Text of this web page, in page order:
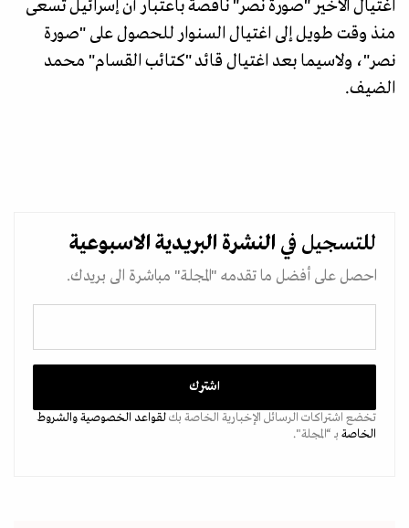
اغتيال الأخير "صورة نصر" ناقصة باعتبار أن إسرائيل تسعى
منذ وقت طويل إلى اغتيال السنوار للحصول على "صورة
نصر"، ولاسيما بعد اغتيال قائد "كتائب القسام" محمد
الضيف.
للتسجيل في النشرة البريدية الاسبوعية
احصل على أفضل ما تقدمه "المجلة" مباشرة الى بريدك.
تخضع اشتراكات الرسائل الإخبارية الخاصة بكلقواعد الخصوصيةوالشروط
الخاصة بـ “المجلة".